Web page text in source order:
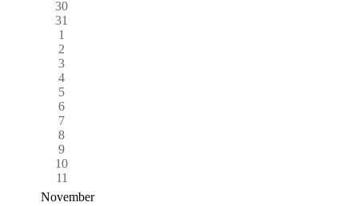
30
31
1
2
3
4
5
6
7
8
9
10
11
November